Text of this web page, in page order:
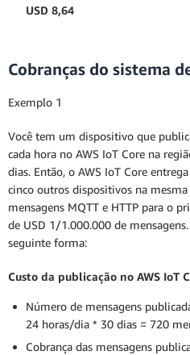
USD 8,64
Cobranças do sistema
Exemplo 1
Você tem um dispositivo que
cada hora no AWS IoT Core na
dias. Então, o AWS IoT Core
cinco outros dispositivos na
mensagens MQTT e HTTP para o
de USD 1/1.000.000 de
seguinte forma:
Custo da publicação no AWS IoT
Número de mensagens
24 horas/dia * 30 dias = 720
Cobrança das mensagens